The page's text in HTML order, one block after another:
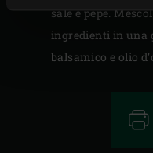
sale e pepe.
ingredienti in una
balsamico e olio